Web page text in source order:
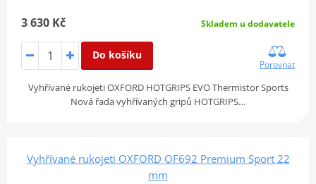
3 630 Kč Skladem u dodavatele
Do košíku
Porovnat
Vyhřívané rukojeti OXFORD HOTGRIPS EVO Thermistor Sports
Nová řada vyhřívaných gripů HOTGRIPS…
Vyhřívané rukojeti OXFORD OF692 Premium Sport 22
mm